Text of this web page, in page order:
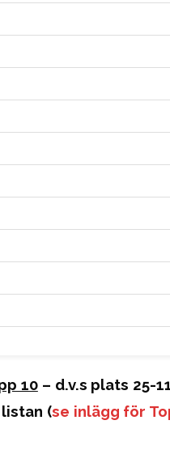
10– d.v.s plats 25-
(se inlägg för